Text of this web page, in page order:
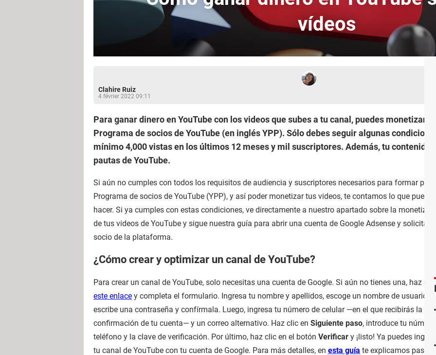
vídeos
Clahire Ruiz
4 février 2022 09:11
Para ganar dinero en YouTube con los videos que subes a tu canal, puedes
Programa de socios de YouTube (en inglés YPP). Sólo debes seguir algunas
mínimo 4,000 vistas en los últimos 12 meses y mil suscriptores. Además, tu contenido
pautas de YouTube.
Si aún no cumples con todos los requisitos de audiencia y suscriptores necesarios para formar parte
Programa de socios de YouTube (YPP), y así poder monetizar tus videos, te contamos lo que puedes
hacer. Si ya cumples con estas condiciones, ve directamente a nuestro apartado sobre la
de tus videos de YouTube y sigue nuestra guía para abrir una cuenta de Google Adsense y solicitar
socio de la plataforma.
¿Cómo crear y optimizar un canal de YouTube?
Para crear un canal de YouTube, solo necesitas una cuenta de Google. Si aún no tienes una, haz
este enlace y completa el formulario. Ingresa tu nombre y apellidos, escoge un nombre de usuario,
escribe una contraseña y confírmala. Luego, ingresa tu número de celular —en el que recibirás la
confirmación de tu cuenta— y un correo alternativo. Haz clic en Siguiente paso, introduce tu
teléfono y la clave de verificación. Por último, haz clic en el botón Verificar y ¡listo! Ya puedes
tu canal de YouTube con tu cuenta de Google. Para más detalles, en esta guía te explicamos paso a